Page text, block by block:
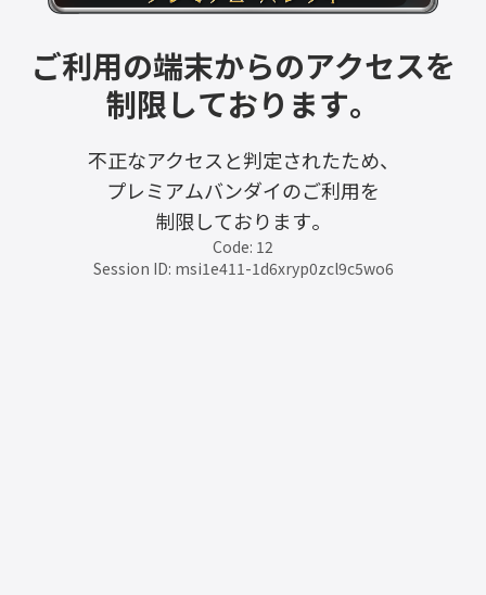
ご利用の端末からのアクセスを
制限しております。
不正なアクセスと判定されたため、
プレミアムバンダイのご利用を
制限しております。
Code: 12
Session ID: msi1e411-1d6xryp0zcl9c5wo6